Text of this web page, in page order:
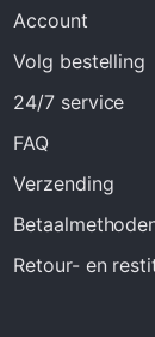
Account
Volg bestelling
24/7 service
FAQ
Verzending
Retour- en